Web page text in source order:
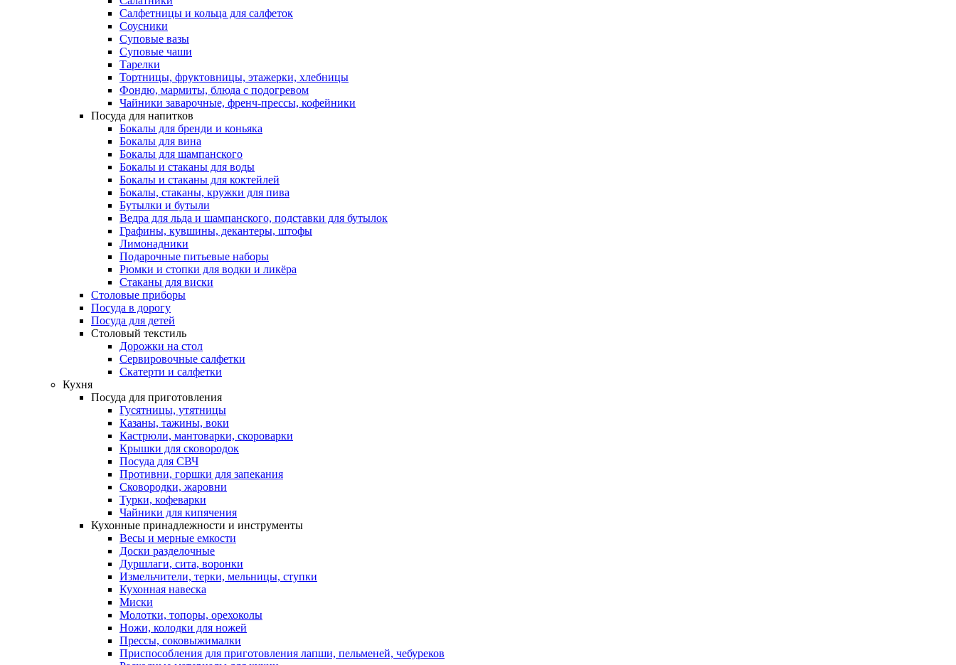
Салфетницы и кольца для салфеток
Соусники
Суповые вазы
Суповые чаши
Тарелки
Тортницы, фруктовницы, этажерки, хлебницы
Фондю, мармиты, блюда с подогревом
Чайники заварочные, френч-прессы, кофейники
Посуда для напитков
Бокалы для бренди и коньяка
Бокалы для вина
Бокалы для шампанского
Бокалы и стаканы для воды
Бокалы и стаканы для коктейлей
Бокалы, стаканы, кружки для пива
Бутылки и бутыли
Ведра для льда и шампанского, подставки для бутылок
Графины, кувшины, декантеры, штофы
Лимонадники
Подарочные питьевые наборы
Рюмки и стопки для водки и ликёра
Стаканы для виски
Столовые приборы
Посуда в дорогу
Посуда для детей
Столовый текстиль
Дорожки на стол
Сервировочные салфетки
Скатерти и салфетки
Кухня
Посуда для приготовления
Гусятницы, утятницы
Казаны, тажины, воки
Кастрюли, мантоварки, скороварки
Крышки для сковородок
Посуда для СВЧ
Противни, горшки для запекания
Сковородки, жаровни
Турки, кофеварки
Чайники для кипячения
Кухонные принадлежности и инструменты
Весы и мерные емкости
Доски разделочные
Дуршлаги, сита, воронки
Измельчители, терки, мельницы, ступки
Кухонная навеска
Миски
Молотки, топоры, орехоколы
Ножи, колодки для ножей
Прессы, соковыжималки
Приспособления для приготовления лапши, пельменей, чебуреков